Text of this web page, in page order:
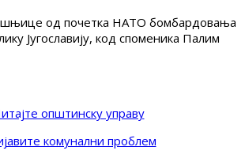
од почетка НАТО бомбардовања
Југославију, код споменика Палим
општинску управу
комунални проблем